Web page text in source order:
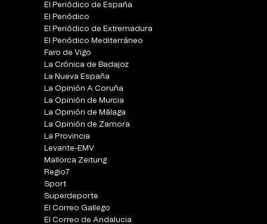
El Periódico de España
El Periódico
El Periódico de Extremadura
El Periódico Mediterráneo
Faro de Vigo
La Crónica de Badajoz
La Nueva España
La Opinión A Coruña
La Opinión de Murcia
La Opinión de Málaga
La Opinión de Zamora
La Provincia
Levante-EMV
Mallorca Zeitung
Regio7
Sport
Superdeporte
El Correo Gallego
El Correo de Andalucia